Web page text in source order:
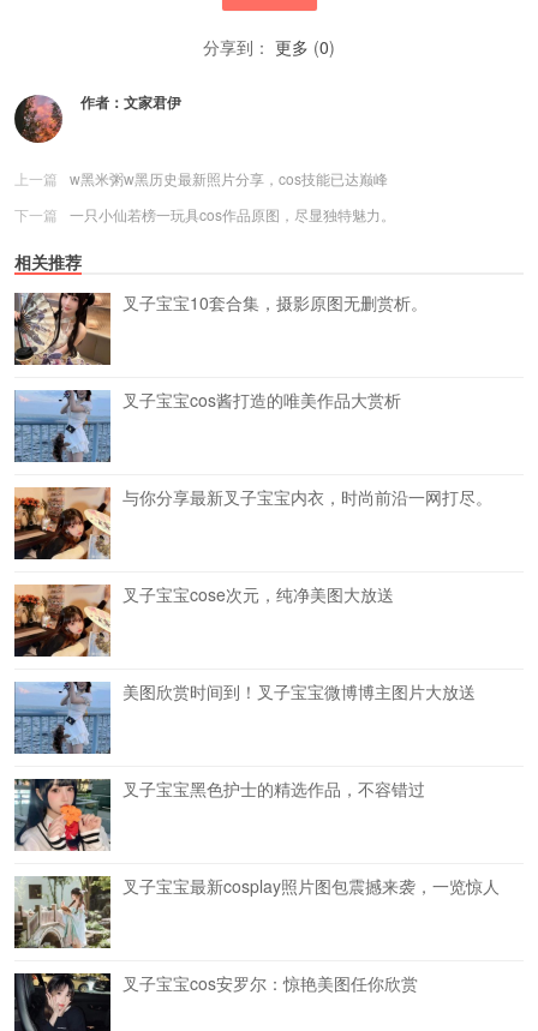
分享到： 更多 (0)
作者： 文家君伊
上一篇
w黑米粥w黑历史最新照片分享，cos技能已达巅峰
下一篇
一只小仙若榜一玩具cos作品原图，尽显独特魅力。
相关推荐
叉子宝宝10套合集，摄影原图无删赏析。
叉子宝宝cos酱打造的唯美作品大赏析
与你分享最新叉子宝宝内衣，时尚前沿一网打尽。
叉子宝宝cose次元，纯净美图大放送
美图欣赏时间到！叉子宝宝微博博主图片大放送
叉子宝宝黑色护士的精选作品，不容错过
叉子宝宝最新cosplay照片图包震撼来袭，一览惊人
叉子宝宝cos安罗尔：惊艳美图任你欣赏